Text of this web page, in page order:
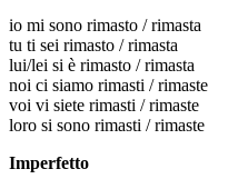
io mi sono rimasto / rimasta
tu ti sei rimasto / rimasta
lui/lei si è rimasto / rimasta
noi ci siamo rimasti / rimaste
voi vi siete rimasti / rimaste
loro si sono rimasti / rimaste
Imperfetto